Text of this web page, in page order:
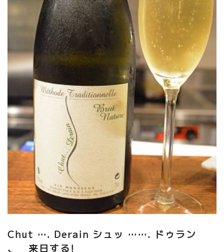
Chut …. Derain シュッ ……. ドゥラン
、 来日する!